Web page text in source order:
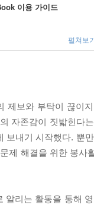
이용 가이드
펼쳐보
제보와 부탁이 끊이
자존감이 짓밟힌다
보내기 시작했다. 뿐
제 해결을 위한 봉사
알리는 활동을 통해 영